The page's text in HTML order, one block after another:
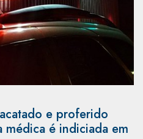
e proferido
médica é indiciada em